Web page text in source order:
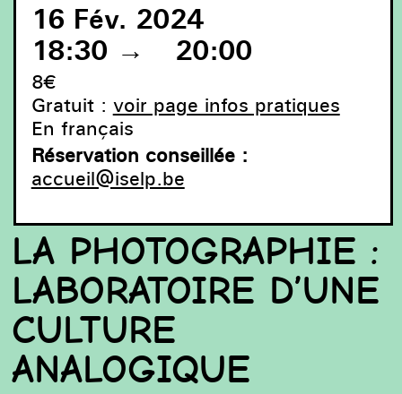
16 Fév. 2024
18:30 → 20:00
8€
Gratuit : voir page infos pratiques
En français
Réservation conseillée :
accueil@iselp.be
LA PHOTOGRAPHIE :
LABORATOIRE D’UNE
CULTURE
ANALOGIQUE